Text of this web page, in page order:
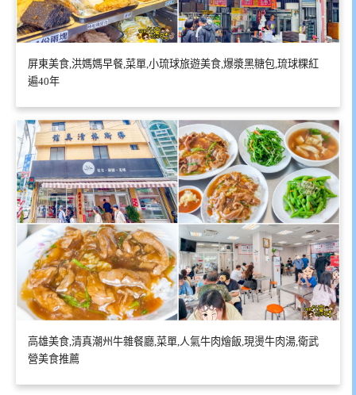
屏東美食,洪媽媽早餐,菜單,小琉球旅遊美食,爆漿黑糖包,琉球粿紅
遍40年
高雄美食,清真潮州牛雜餐廳,菜單,人氣牛肉燴飯,現燙牛肉湯,衛武
營美食推薦